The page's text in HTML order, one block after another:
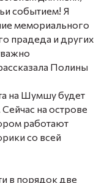
событием! Я
мемориального
прадеда и других
Полины
на Шумшу будет
на острове
работают
со всей
в порядок две